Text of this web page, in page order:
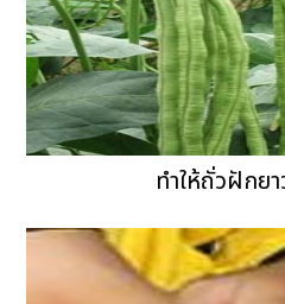
ทำให้ถั่วฝักย